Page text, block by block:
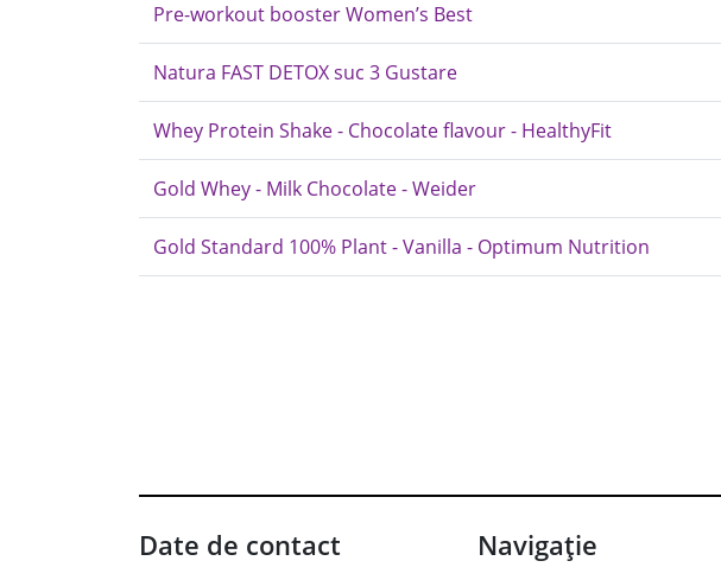
Pre-workout booster Women’s Best
Natura FAST DETOX suc 3 Gustare
Whey Protein Shake - Chocolate flavour - HealthyFit
Gold Whey - Milk Chocolate - Weider
Gold Standard 100% Plant - Vanilla - Optimum Nutrition
Date de contact Navigație